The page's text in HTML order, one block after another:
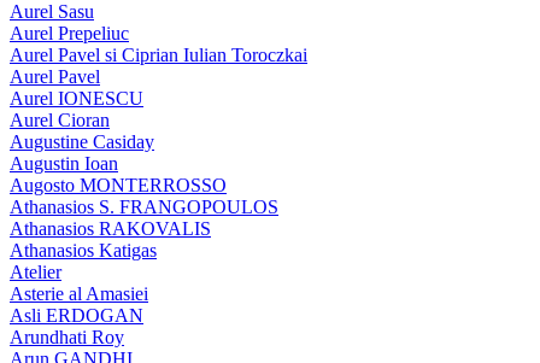
Aurel Sasu
Aurel Prepeliuc
Aurel Pavel si Ciprian Iulian Toroczkai
Aurel Pavel
Aurel IONESCU
Aurel Cioran
Augustine Casiday
Augustin Ioan
Augosto MONTERROSSO
Athanasios S. FRANGOPOULOS
Athanasios RAKOVALIS
Athanasios Katigas
Atelier
Asterie al Amasiei
Asli ERDOGAN
Arundhati Roy
Arun GANDHI